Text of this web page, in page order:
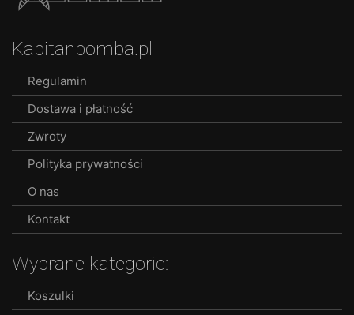
Kapitanbomba.pl
Regulamin
Dostawa i płatność
Zwroty
Polityka prywatności
O nas
Kontakt
Wybrane kategorie:
Koszulki